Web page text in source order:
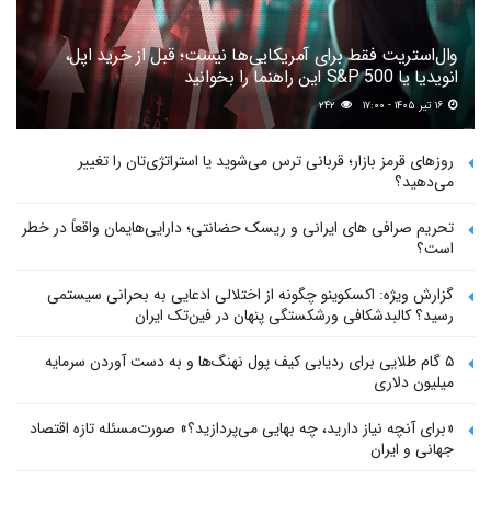
وال‌استریت فقط برای آمریکایی‌ها نیست؛ قبل از خرید اپل،
انویدیا یا S&P 500 این راهنما را بخوانید
۲۴۲
روزهای قرمز بازار؛ قربانی ترس می‌شوید یا استراتژی‌تان را تغییر
می‌دهید؟
تحریم صرافی های ایرانی و ریسک حضانتی؛ دارایی‌هایمان واقعاً در خطر
است؟
گزارش ویژه: اکسکوینو چگونه از اختلالی ادعایی به بحرانی سیستمی
رسید؟ کالبدشکافی ورشکستگی پنهان در فین‌تک ایران
۵ گام طلایی برای ردیابی کیف پول‌ نهنگ‌ها و به دست آوردن سرمایه
میلیون دلاری
«برای آنچه نیاز دارید، چه بهایی می‌پردازید؟» صورت‌مسئله تازه اقتصاد
جهانی و ایران